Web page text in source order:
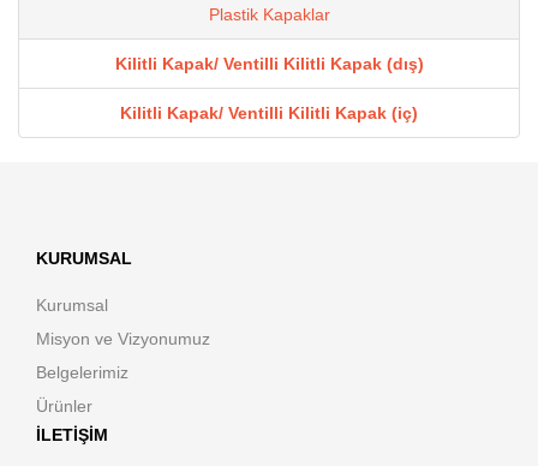
Plastik Kapaklar
Kilitli Kapak/ Ventilli Kilitli Kapak (dış)
Kilitli Kapak/ Ventilli Kilitli Kapak (iç)
KURUMSAL
Kurumsal
Misyon ve Vizyonumuz
Belgelerimiz
Ürünler
İLETIŞIM